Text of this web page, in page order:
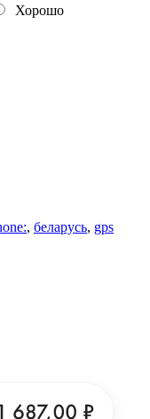
Хорошо
, беларусь, gps